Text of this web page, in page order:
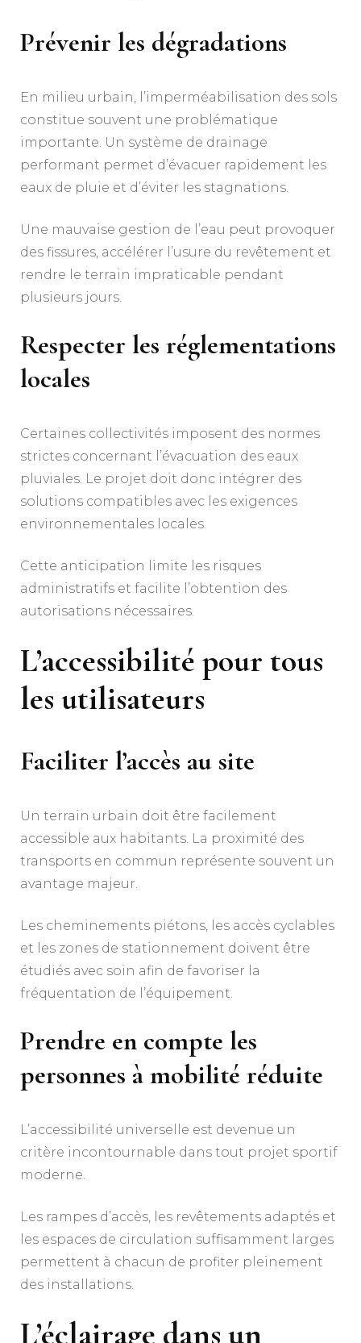
Prévenir les dégradations
En milieu urbain, l’imperméabilisation des sols
constitue souvent une problématique
importante. Un système de drainage
performant permet d’évacuer rapidement les
eaux de pluie et d’éviter les stagnations.
Une mauvaise gestion de l’eau peut provoquer
des fissures, accélérer l’usure du revêtement et
rendre le terrain impraticable pendant
plusieurs jours.
Respecter les réglementations
locales
Certaines collectivités imposent des normes
strictes concernant l’évacuation des eaux
pluviales. Le projet doit donc intégrer des
solutions compatibles avec les exigences
environnementales locales.
Cette anticipation limite les risques
administratifs et facilite l’obtention des
autorisations nécessaires.
L’accessibilité pour tous
les utilisateurs
Faciliter l’accès au site
Un terrain urbain doit être facilement
accessible aux habitants. La proximité des
transports en commun représente souvent un
avantage majeur.
Les cheminements piétons, les accès cyclables
et les zones de stationnement doivent être
étudiés avec soin afin de favoriser la
fréquentation de l’équipement.
Prendre en compte les
personnes à mobilité réduite
L’accessibilité universelle est devenue un
critère incontournable dans tout projet sportif
moderne.
Les rampes d’accès, les revêtements adaptés et
les espaces de circulation suffisamment larges
permettent à chacun de profiter pleinement
des installations.
L’éclairage dans un